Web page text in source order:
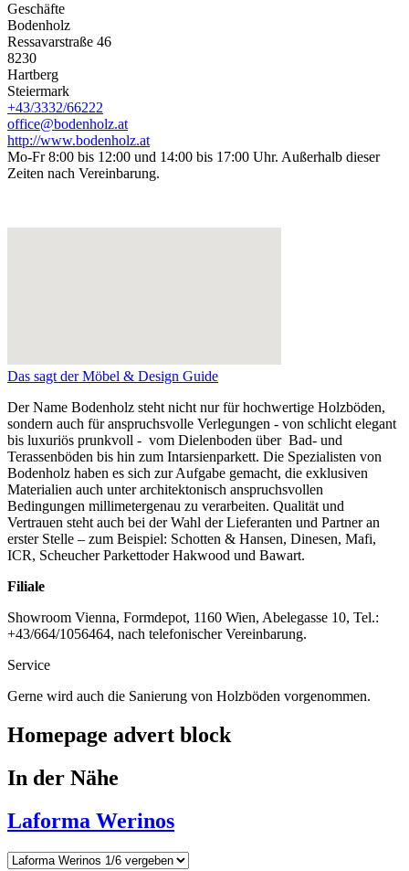
Geschäfte
Bodenholz
Ressavarstraße 46
8230
Hartberg
Steiermark
+43/3332/66222
office@bodenholz.at
http://www.bodenholz.at
Mo-Fr 8:00 bis 12:00 und 14:00 bis 17:00 Uhr. Außerhalb dieser
Zeiten nach Vereinbarung.
Das sagt der Möbel & Design Guide
Der Name Bodenholz steht nicht nur für hochwertige Holzböden,
sondern auch für anspruchsvolle Verlegungen - von schlicht elegant
bis luxuriös prunkvoll - vom Dielenboden über Bad- und
Terassenböden bis hin zum Intarsienparkett. Die Spezialisten von
Bodenholz haben es sich zur Aufgabe gemacht, die exklusiven
Materialien auch unter architektonisch anspruchsvollen
Bedingungen millimetergenau zu verarbeiten. Qualität und
Vertrauen steht auch bei der Wahl der Lieferanten und Partner an
erster Stelle – zum Beispiel: Schotten & Hansen, Dinesen, Mafi,
ICR, Scheucher Parkettoder Hakwood und Bawart.
Filiale
Showroom Vienna, Formdepot, 1160 Wien, Abelegasse 10, Tel.:
+43/664/1056464, nach telefonischer Vereinbarung.
Service
Gerne wird auch die Sanierung von Holzböden vorgenommen.
Homepage advert block
In der Nähe
Laforma Werinos